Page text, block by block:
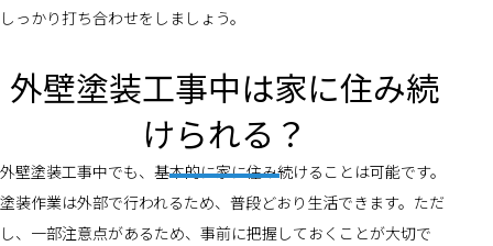
しっかり打ち合わせをしましょう。
外壁塗装工事中は家に住み続
けられる？
外壁塗装工事中でも、基本的に家に住み続けることは可能です。
塗装作業は外部で行われるため、普段どおり生活できます。ただ
し、一部注意点があるため、事前に把握しておくことが大切で